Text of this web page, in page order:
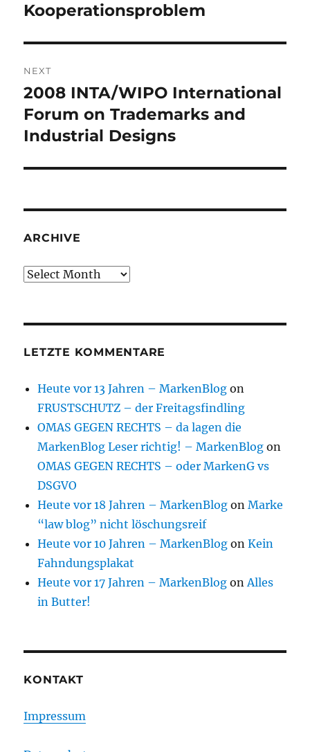
post:
Kooperationsproblem
NEXT
Next
post:
2008 INTA/WIPO International
Forum on Trademarks and
Industrial Designs
ARCHIVE
Archive
LETZTE KOMMENTARE
Heute vor 13 Jahren – MarkenBlog on
FRUSTSCHUTZ – der Freitagsfindling
OMAS GEGEN RECHTS – da lagen die
MarkenBlog Leser richtig! – MarkenBlog on
OMAS GEGEN RECHTS – oder MarkenG vs
DSGVO
Heute vor 18 Jahren – MarkenBlog onMarke
“law blog” nicht löschungsreif
Heute vor 10 Jahren – MarkenBlog onKein
Fahndungsplakat
Heute vor 17 Jahren – MarkenBlog onAlles
in Butter!
KONTAKT
Impressum